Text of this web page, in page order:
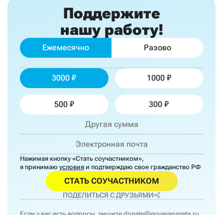
Поддержите
нашу работу!
Ежемесячно Разово
3000 1000
500 300
Нажимая кнопку «Стать соучастником»,
я принимаю условия и подтверждаю свое гражданство РФ
СТАТЬ СОУЧАСТНИКОМ
ПОДЕЛИТЬСЯ С ДРУЗЬЯМИ